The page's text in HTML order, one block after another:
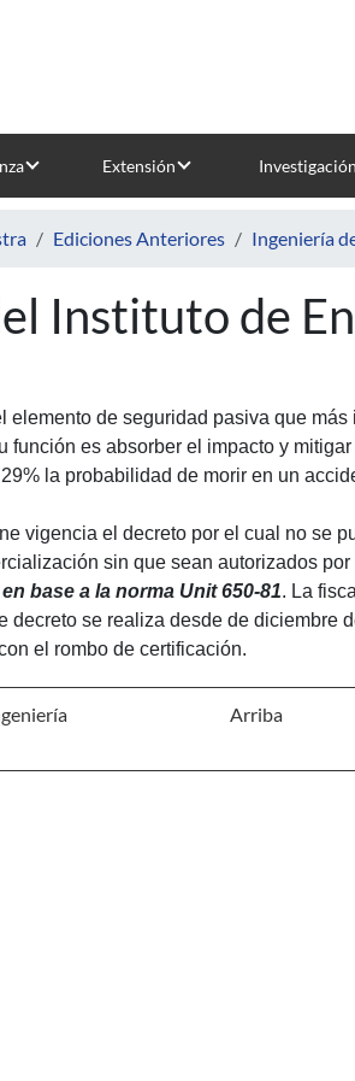
Extensión Investigación
Ediciones Anteriores Ingeniería
Instituto de
elemento de seguridad pasiva que
función es absorber el impacto y
la probabilidad de morir en un
vigencia el decreto por el cual no se
sin que sean autorizados por
base a la norma Unit 650-81. La
decreto se realiza desde de diciembre
el rombo de certificación.
Arriba